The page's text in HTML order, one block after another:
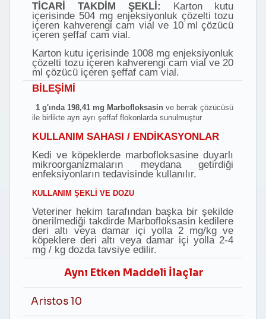
TİCARİ TAKDİM ŞEKLİ: Karton kutu
içerisinde 504 mg enjeksiyonluk çözelti tozu
içeren kahverengi cam vial ve 10 ml çözücü
içeren şeffaf cam vial.
Karton kutu içerisinde 1008 mg enjeksiyonluk
çözelti tozu içeren kahverengi cam vial ve 20
ml çözücü içeren şeffaf cam vial.
BİLEŞİMİ
1 g'ında 198,41 mg Marbofloksasin ve berrak çözücüsü
ile birlikte ayrı ayrı şeffaf flokonlarda sunulmuştur
KULLANIM SAHASI / ENDİKASYONLAR
Kedi ve köpeklerde marbofloksasine duyarlı
mikroorganizmaların meydana getirdiği
enfeksiyonların tedavisinde kullanılır.
KULLANIM ŞEKLİ VE DOZU
Veteriner hekim tarafından başka bir şekilde
önerilmediği takdirde Marbofloksasin kedilere
deri altı veya damar içi yolla 2 mg/kg ve
köpeklere deri altı veya damar içi yolla 2-4
mg / kg dozda tavsiye edilir.
Aynı Etken Maddeli İlaçlar
Aristos 10